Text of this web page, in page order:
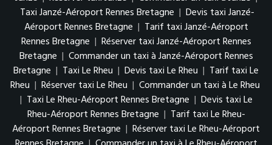
Taxi Janzé-Aéroport Rennes Bretagne | Devis taxi Janzé-
Aéroport Rennes Bretagne | Tarif taxi Janzé-Aéroport
Rennes Bretagne | Réserver taxi Janzé-Aéroport Rennes
Bretagne | Commander un taxi à Janzé-Aéroport Rennes
Bretagne | Taxi Le Rheu | Devis taxi Le Rheu | Tarif taxi Le
Rheu | Réserver taxi Le Rheu | Commander un taxi à Le Rheu
| Taxi Le Rheu-Aéroport Rennes Bretagne | Devis taxi Le
Rheu-Aéroport Rennes Bretagne | Tarif taxi Le Rheu-
Aéroport Rennes Bretagne | Réserver taxi Le Rheu-Aéroport